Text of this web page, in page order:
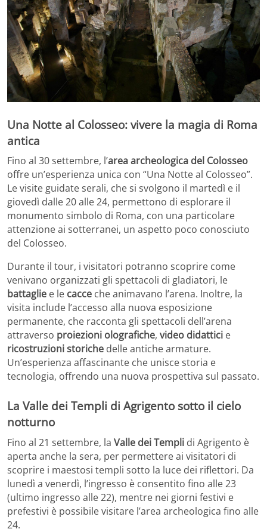
Una Notte al Colosseo: vivere la magia di Roma
antica
Fino al 30 settembre, l’area archeologica del Colosseo
offre un’esperienza unica con “Una Notte al Colosseo”.
Le visite guidate serali, che si svolgono il martedì e il
giovedì dalle 20 alle 24, permettono di esplorare il
monumento simbolo di Roma, con una particolare
attenzione ai sotterranei, un aspetto poco conosciuto
del Colosseo.
Durante il tour, i visitatori potranno scoprire come
venivano organizzati gli spettacoli di gladiatori, le
battaglie e le cacce che animavano l’arena. Inoltre, la
visita include l’accesso alla nuova esposizione
permanente, che racconta gli spettacoli dell’arena
attraverso proiezioni olografiche, video didattici e
ricostruzioni storiche delle antiche armature.
Un’esperienza affascinante che unisce storia e
tecnologia, offrendo una nuova prospettiva sul passato.
La Valle dei Templi di Agrigento sotto il cielo
notturno
Fino al 21 settembre, la Valle dei Templi di Agrigento è
aperta anche la sera, per permettere ai visitatori di
scoprire i maestosi templi sotto la luce dei riflettori. Da
lunedì a venerdì, l’ingresso è consentito fino alle 23
(ultimo ingresso alle 22), mentre nei giorni festivi e
prefestivi è possibile visitare l’area archeologica fino alle
24.